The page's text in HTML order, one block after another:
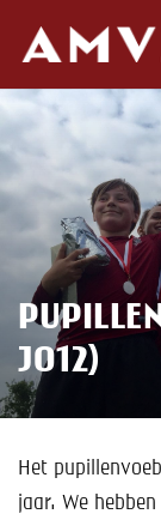
Club
Nieuws
Teams
Jeugd
Toekomst
Kalender
JO12)
Het
jaar. We